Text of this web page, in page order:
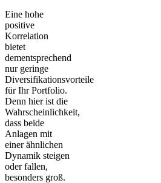
Eine hohe
positive
Korrelation
bietet
dementsprechend
nur geringe
Diversifikationsvorteile
für Ihr Portfolio.
Denn hier ist die
Wahrscheinlichkeit,
dass beide
Anlagen mit
einer ähnlichen
Dynamik steigen
oder fallen,
besonders groß.